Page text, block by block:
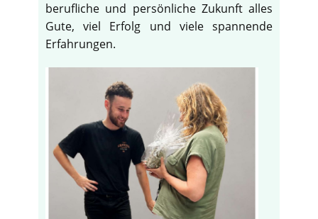
berufliche und persönliche Zukunft alles
Gute, viel Erfolg und viele spannende
Erfahrungen.